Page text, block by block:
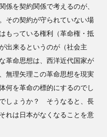
係を契約関係で考えるのが、
その契約が守られていない場
もっている権利（革命権・抵
出来るというのが（社会主
革命思想は、西洋近代国家が
無理矢理この革命思想を現実
何を革命の標的にするのでし
しょうか？ そうなると、長
れは日本がなくなることを意